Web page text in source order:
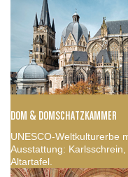
DOM & DOMSCHATZKAMMER
UNESCO-Weltkulturerbe
Ausstattung:
Altartafel.